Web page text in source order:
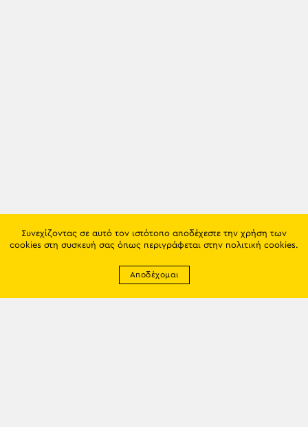
Συνεχίζοντας σε αυτό τον ιστότοπο αποδέχεστε την χρήση των
cookies στη συσκευή σας όπως περιγράφεται στην πολιτική cookies.
Αποδέχομαι